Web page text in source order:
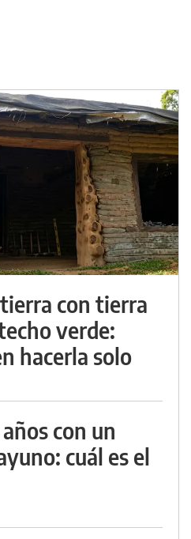
con tierra
verde:
hacerla solo
con un
cuál es el